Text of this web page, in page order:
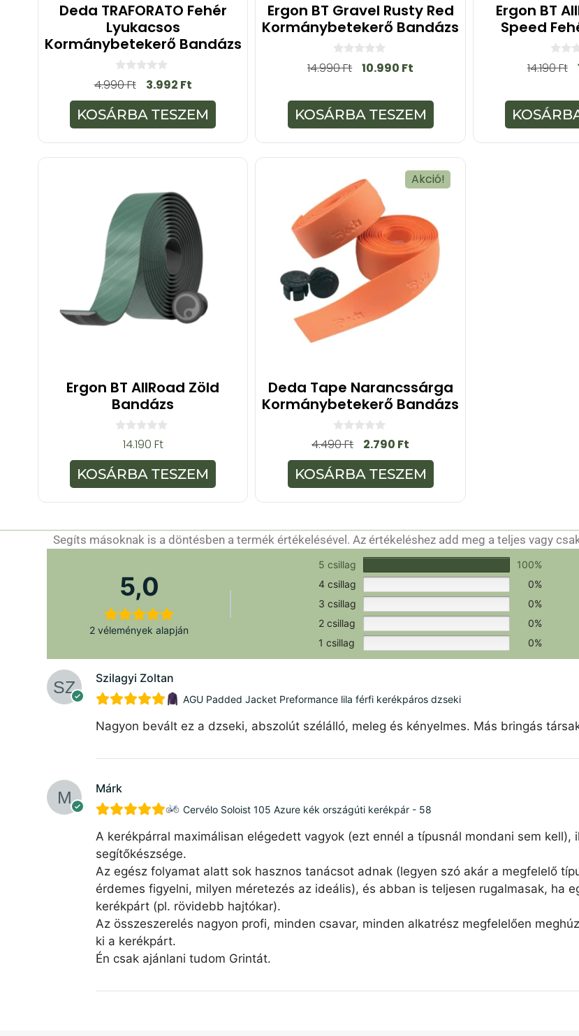
Deda TRAFORATO Fehér
Lyukacsos
Kormánybetekerő Bandázs
0
a
z
5
-
b
4.990Ft 3.992 Ft
KOSÁRBA TESZEM
Ergon BT Gravel Rusty Red
Kormánybetekerő Bandázs
0
a
-
b
ő
l
14.990Ft 10.990 Ft
KOSÁRBA TESZEM
Ergon BT
Speed
0
a
-
b
ő
l
14.190Ft
Ergon BT AllRoad Zöld
Bandázs
z
5
-
b
14.190 Ft
KOSÁRBA TESZEM
Akció!
Deda Tape Narancssárga
Kormánybetekerő Bandázs
0
a
z
5
-
b
4.490Ft 2.790 Ft
KOSÁRBA TESZEM
Értékeld a
Segíts másoknak is a döntésben a termék értékelésével. Az értékeléshez add meg a teljes vagy
csak a hitelesítéshez szükséges.
5,0
2 vélemények alapján
5 csillag
100%
4 csillag
0%
3 csillag
0%
2 csillag
0%
1 csillag
0%
Szilagyi Zoltan
AGU Padded Jacket Preformance lila férfi kerékpáros dzseki
Nagyon bevált ez a dzseki, abszolút szélálló, meleg és kényelmes. Más bringás
Márk
Cervélo Soloist 105 Azure kék országúti kerékpár - 58
A kerékpárral maximálisan elégedett vagyok (ezt ennél a típusnál mondani sem
segítőkészsége.
Az egész folyamat alatt sok hasznos tanácsot adnak (legyen szó akár a megfelelő
érdemes figyelni, milyen méretezés az ideális), és abban is teljesen rugalmasak, ha
kerékpárt (pl. rövidebb hajtókar).
Az összeszerelés nagyon profi, minden csavar, minden alkatrész megfelelően
ki a kerékpárt.
Én csak ajánlani tudom Grintát.